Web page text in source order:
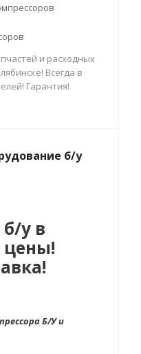
и расходных
Всегда в
Гарантия!
б/у
у в
цены!
Б/У и